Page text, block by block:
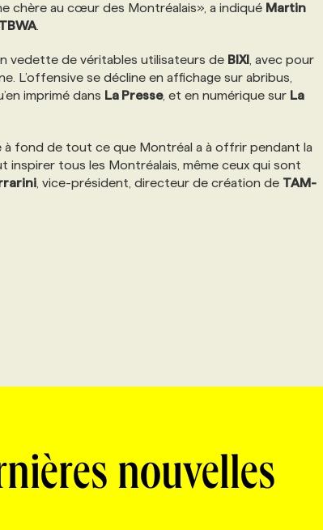
chère au cœur des Montréalais», a indiqué Martin
vedette de véritables utilisateurs de BIXI , avec pour
L’offensive se décline en affichage sur abribus,
imprimé dans La Presse, et en numérique sur La
fond de tout ce que Montréal a à offrir pendant la
inspirer tous les Montréalais, même ceux qui sont
, vice-président, directeur de création de TAM-
nouvelles